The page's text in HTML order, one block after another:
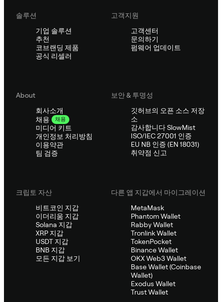
솔루션
기업 솔루션
추천
코브랜딩 제품
공식 리셀러
고객지원
고객센터
문의하기
펌웨어 업데이트
About
회사소개
채용
채용
미디어 키트
개인정보 처리방침
이용약관
팀 검증
보안 & 투명성
깃허브의 오픈 소스 저장
소
감사합니다 SlowMist
ISO/IEC 27001 인증
EU NB 인증 (EN 18031)
취약점 신고
크립토 자산
비트코인 지갑
이더리움 지갑
Solana 지갑
XRP 지갑
USDT 지갑
BNB 지갑
모든 지갑 보기
다른 앱 지갑에서 마이그레이션
MetaMask
Phantom Wallet
Rabby Wallet
Tronlink Wallet
TokenPocket
Binance Wallet
OKX Web3 Wallet
Base Wallet (Coinbase
Wallet)
Exodus Wallet
Trust Wallet